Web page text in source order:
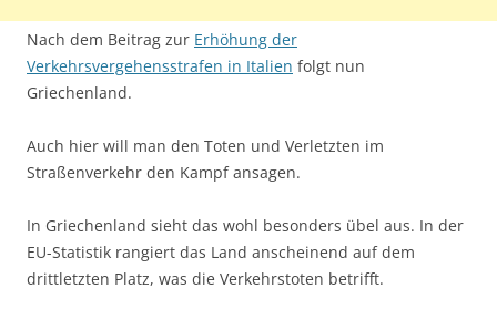
Nach dem Beitrag zur Erhöhung der
Verkehrsvergehensstrafen in Italien folgt nun
Griechenland.
Auch hier will man den Toten und Verletzten im
Straßenverkehr den Kampf ansagen.
In Griechenland sieht das wohl besonders übel aus. In der
EU-Statistik rangiert das Land anscheinend auf dem
drittletzten Platz, was die Verkehrstoten betrifft.